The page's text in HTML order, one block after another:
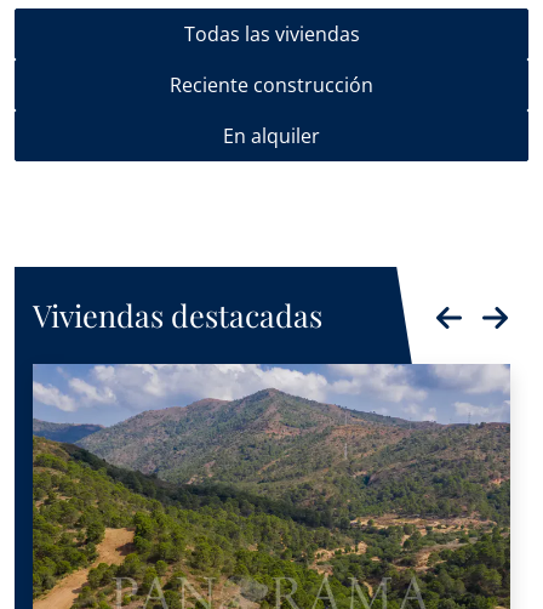
Todas las viviendas
Reciente construcción
En alquiler
Viviendas destacadas